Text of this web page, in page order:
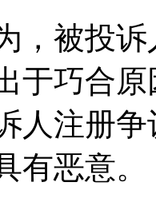
，被投
于巧合
人注册
有恶意。